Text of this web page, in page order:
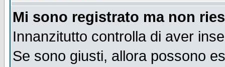
Mi sono registrato ma non
Innanzitutto controlla di aver
Se sono giusti, allora possono